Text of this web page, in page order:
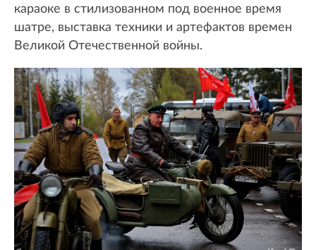
караоке в стилизованном под военное время
шатре, выставка техники и артефактов времен
Великой Отечественной войны.